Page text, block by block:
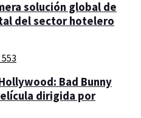
solución global de
del sector hotelero
553
Bad Bunny
dirigida por